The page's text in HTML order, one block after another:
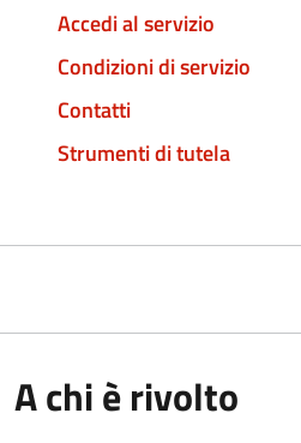
Accedi al servizio
Condizioni di servizio
Contatti
Strumenti di tutela
A chi è rivolto